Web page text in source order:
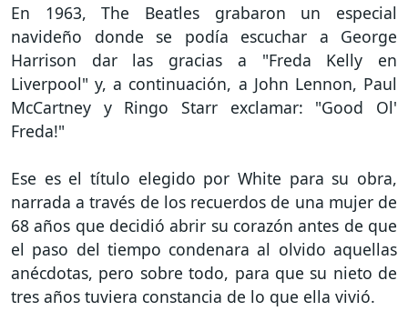
En 1963, The Beatles grabaron un especial
navideño donde se podía escuchar a George
Harrison dar las gracias a "Freda Kelly en
Liverpool" y, a continuación, a John Lennon, Paul
McCartney y Ringo Starr exclamar: "Good Ol'
Freda!"
Ese es el título elegido por White para su obra,
narrada a través de los recuerdos de una mujer de
68 años que decidió abrir su corazón antes de que
el paso del tiempo condenara al olvido aquellas
anécdotas, pero sobre todo, para que su nieto de
tres años tuviera constancia de lo que ella vivió.